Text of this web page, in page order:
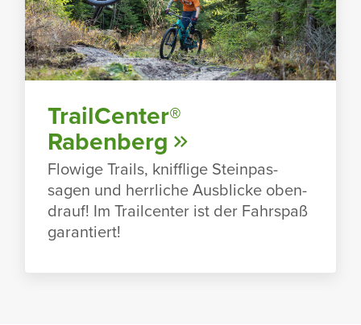
TrailCenter®
Raben­berg
Flowige Trails, kniff­lige Stein­pas­
sagen und herr­liche Ausblicke oben­
drauf! Im Trailcenter ist der Fahr­spaß
garan­tiert!